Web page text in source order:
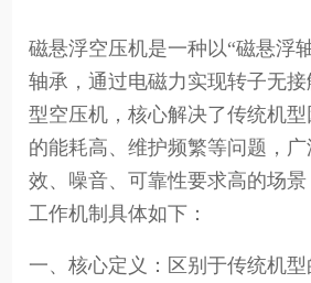
磁悬浮空压机是一种以“磁悬浮
轴承，通过电磁力实现转子无
型空压机，核心解决了传统机
的能耗高、维护频繁等问题，
效、噪音、可靠性要求高的场
工作机制具体如下：
一、核心定义：区别于传统机